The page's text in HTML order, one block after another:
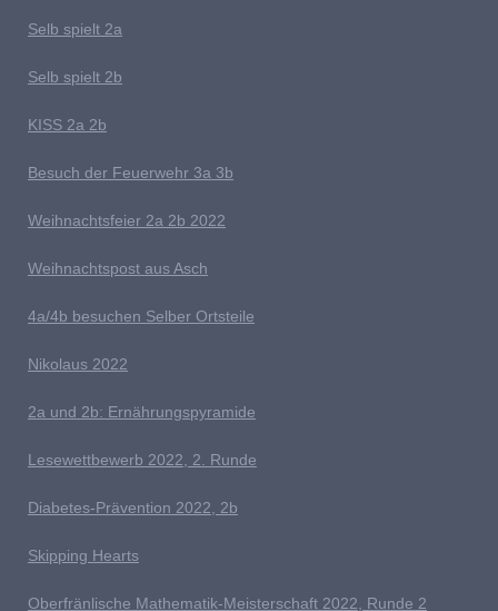
Selb spielt 2a
Selb spielt 2b
KISS 2a 2b
Besuch der Feuerwehr 3a 3b
Weihnachtsfeier 2a 2b 2022
Weihnachtspost aus Asch
4a/4b besuchen Selber Ortsteile
Nikolaus 2022
2a und 2b: Ernährungspyramide
Lesewettbewerb 2022, 2. Runde
Diabetes-Prävention 2022, 2b
Skipping Hearts
Oberfränlische Mathematik-Meisterschaft 2022, Runde 2